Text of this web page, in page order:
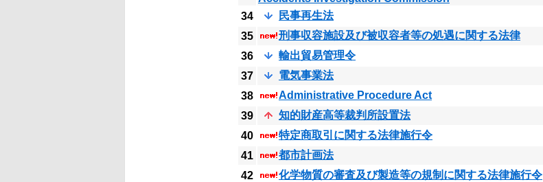
34
民事再生法
35
刑事収容施設及び被収容者等の処遇に関する法律
36
輸出貿易管理令
37
電気事業法
38
Administrative Procedure Act
39
知的財産高等裁判所設置法
40
特定商取引に関する法律施行令
41
都市計画法
42
化学物質の審査及び製造等の規制に関する法律施行令